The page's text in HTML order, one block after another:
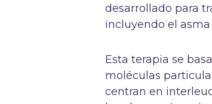
desarrollado para
incluyendo el asma
Esta terapia se
moléculas
centran en